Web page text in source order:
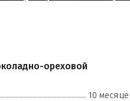
ореховой
10